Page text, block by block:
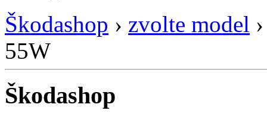
Škodashop › zvolte model
55W
Škodashop